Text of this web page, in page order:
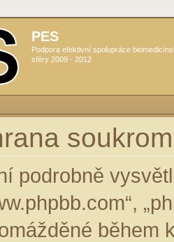
PES
Podpora efektivní spolupráce
sféry 2009 - 2012
podrobně
během